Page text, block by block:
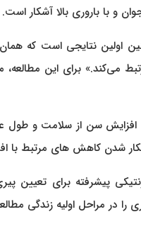
و با باروری بالا آشکار است.
اولین نتایجی است که
افزایش سن از سلامت و
شدن کاهش های مرتبط با
پیشرفته برای تعیین
در مراحل اولیه زندگی